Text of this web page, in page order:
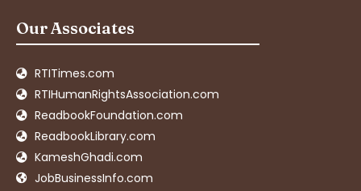
Our Associates
RTITimes.com
RTIHumanRightsAssociation.com
ReadbookFoundation.com
ReadbookLibrary.com
KameshGhadi.com
JobBusinessInfo.com